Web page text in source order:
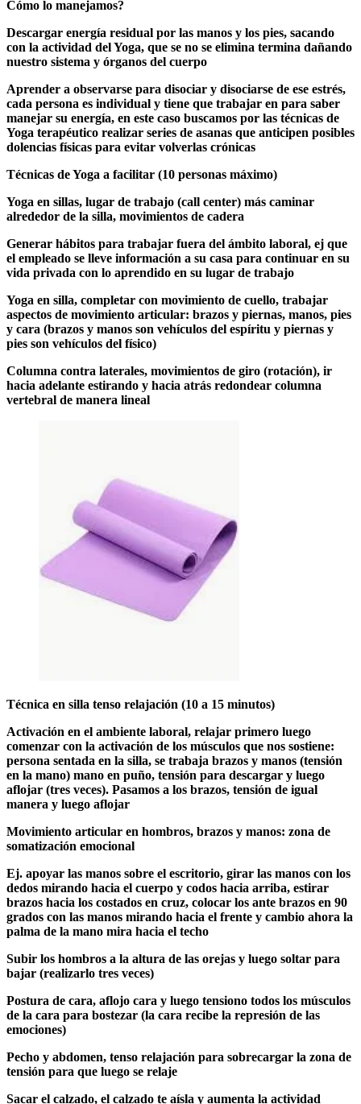
Cómo lo manejamos?
Descargar energía residual por las manos y los pies, sacando
con la actividad del Yoga, que se no se elimina termina dañando
nuestro sistema y órganos del cuerpo
Aprender a observarse para disociar y disociarse de ese estrés,
cada persona es individual y tiene que trabajar en para saber
manejar su energía, en este caso buscamos por las técnicas de
Yoga terapéutico realizar series de asanas que anticipen posibles
dolencias físicas para evitar volverlas crónicas
Técnicas de Yoga a facilitar (10 personas máximo)
Yoga en sillas, lugar de trabajo (call center) más caminar
alrededor de la silla, movimientos de cadera
Generar hábitos para trabajar fuera del ámbito laboral, ej que
el empleado se lleve información a su casa para continuar en su
vida privada con lo aprendido en su lugar de trabajo
Yoga en silla, completar con movimiento de cuello, trabajar
aspectos de movimiento articular: brazos y piernas, manos, pies
y cara (brazos y manos son vehículos del espíritu y piernas y
pies son vehículos del físico)
Columna contra laterales, movimientos de giro (rotación), ir
hacia adelante estirando y hacia atrás redondear columna
vertebral de manera lineal
Técnica en silla tenso relajación (10 a 15 minutos)
Activación en el ambiente laboral, relajar primero luego
comenzar con la activación de los músculos que nos sostiene:
persona sentada en la silla, se trabaja brazos y manos (tensión
en la mano) mano en puño, tensión para descargar y luego
aflojar (tres veces). Pasamos a los brazos, tensión de igual
manera y luego aflojar
Movimiento articular en hombros, brazos y manos: zona de
somatización emocional
Ej. apoyar las manos sobre el escritorio, girar las manos con los
dedos mirando hacia el cuerpo y codos hacia arriba, estirar
brazos hacia los costados en cruz, colocar los ante brazos en 90
grados con las manos mirando hacia el frente y cambio ahora la
palma de la mano mira hacia el techo
Subir los hombros a la altura de las orejas y luego soltar para
bajar (realizarlo tres veces)
Postura de cara, aflojo cara y luego tensiono todos los músculos
de la cara para bostezar (la cara recibe la represión de las
emociones)
Pecho y abdomen, tenso relajación para sobrecargar la zona de
tensión para que luego se relaje
Sacar el calzado, el calzado te aísla y aumenta la actividad